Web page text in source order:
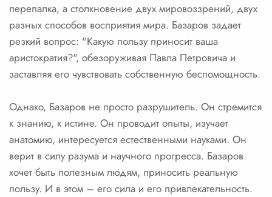
перепалка, а столкновение двух мировоззрений, двух
разных способов восприятия мира. Базаров задает
резкий вопрос: "Какую пользу приносит ваша
аристократия?", обезоруживая Павла Петровича и
заставляя его чувствовать собственную беспомощность.
Однако, Базаров не просто разрушитель. Он стремится
к знанию, к истине. Он проводит опыты, изучает
анатомию, интересуется естественными науками. Он
верит в силу разума и научного прогресса. Базаров
хочет быть полезным людям, приносить реальную
пользу. И в этом – его сила и его привлекательность.